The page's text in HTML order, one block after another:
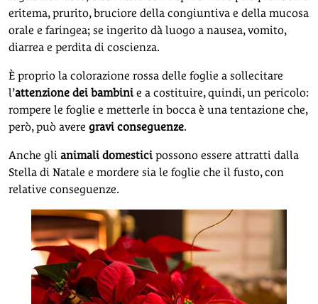
eritema, prurito, bruciore della congiuntiva e della mucosa
orale e faringea; se ingerito dà luogo a nausea, vomito,
diarrea e perdita di coscienza.
È proprio la colorazione rossa delle foglie a sollecitare
l’attenzione dei bambini e a costituire, quindi, un pericolo:
rompere le foglie e metterle in bocca è una tentazione che,
però, può avere gravi conseguenze.
Anche gli animali domestici possono essere attratti dalla
Stella di Natale e mordere sia le foglie che il fusto, con
relative conseguenze.